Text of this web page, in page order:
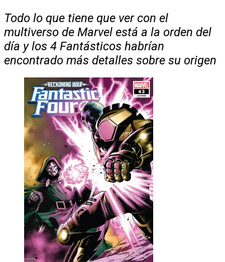
Todo lo que tiene que ver con el
multiverso de Marvel está a la orden del
día y los 4 Fantásticos habrían
encontrado más detalles sobre su origen